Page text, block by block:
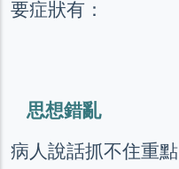
要症狀有：
思想錯亂
病人說話抓不住重